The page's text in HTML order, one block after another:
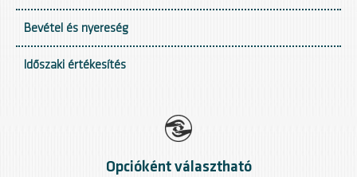
Bevétel és nyereség
Időszaki értékesítés
Opcióként választható